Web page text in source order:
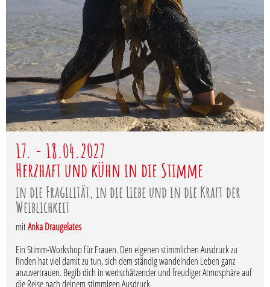
17. - 18.04.2027
Herzhaft und kühn in die Stimme
in die Fragilität, in die Liebe und in die Kraft der
Weiblichkeit
mitAnka Draugelates
Ein Stimm-Workshop für Frauen. Den eigenen stimmlichen Ausdruck zu
finden hat viel damit zu tun, sich dem ständig wandelnden Leben ganz
anzuvertrauen. Begib dich in wertschätzender und freudiger Atmosphäre auf
die Reise nach deinem stimmigen Ausdruck.